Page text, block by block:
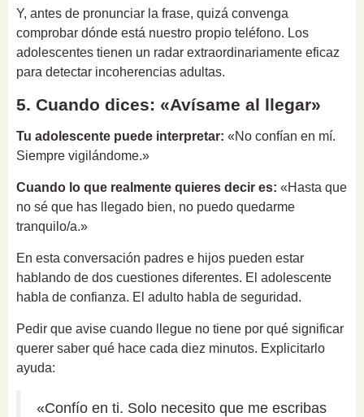
Y, antes de pronunciar la frase, quizá convenga
comprobar dónde está nuestro propio teléfono. Los
adolescentes tienen un radar extraordinariamente eficaz
para detectar incoherencias adultas.
5. Cuando dices: «Avísame al llegar»
Tu adolescente puede interpretar: «No confían en mí.
Siempre vigilándome.»
Cuando lo que realmente quieres decir es: «Hasta que
no sé que has llegado bien, no puedo quedarme
tranquilo/a.»
En esta conversación padres e hijos pueden estar
hablando de dos cuestiones diferentes. El adolescente
habla de confianza. El adulto habla de seguridad.
Pedir que avise cuando llegue no tiene por qué significar
querer saber qué hace cada diez minutos. Explicitarlo
ayuda:
«Confío en ti. Solo necesito que me escribas